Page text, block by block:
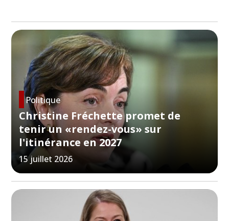
Politique
Christine Fréchette promet de
tenir un «rendez-vous» sur
l'itinérance en 2027
15 juillet 2026